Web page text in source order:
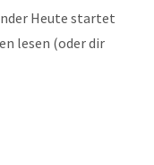
Heute startet
lesen (oder dir